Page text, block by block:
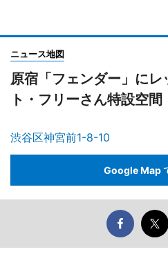
ニュース地図
原宿「フェンダー」にレ
ト・フリーさん特設空間
渋谷区神宮前1-8-10
Google Map